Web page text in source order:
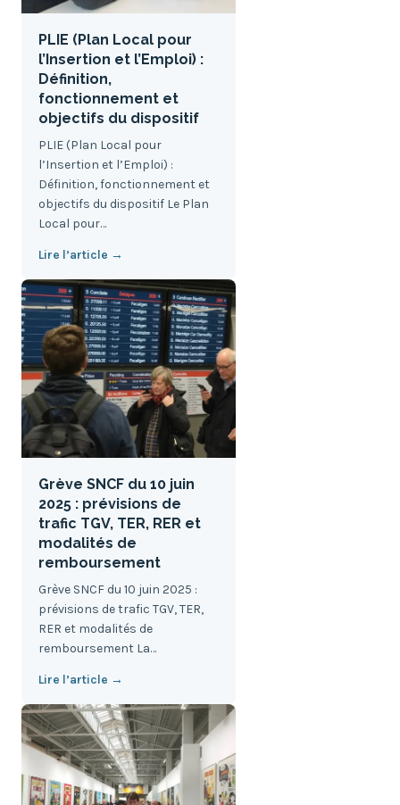
PLIE (Plan Local pour
l’Insertion et l’Emploi) :
Définition,
fonctionnement et
objectifs du dispositif
PLIE (Plan Local pour
l’Insertion et l’Emploi) :
Définition, fonctionnement et
objectifs du dispositif Le Plan
Local pour…
Lire l’article →
Grève SNCF du 10 juin
2025 : prévisions de
trafic TGV, TER, RER et
modalités de
remboursement
Grève SNCF du 10 juin 2025 :
prévisions de trafic TGV, TER,
RER et modalités de
remboursement La…
Lire l’article →